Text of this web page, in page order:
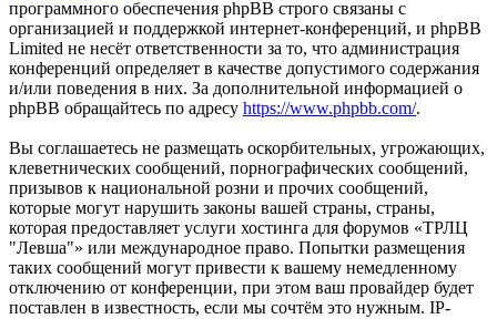
программного обеспечения phpBB строго связаны с
организацией и поддержкой интернет-конференций, и phpBB
Limited не несёт ответственности за то, что администрация
конференций определяет в качестве допустимого содержания
и/или поведения в них. За дополнительной информацией о
phpBB обращайтесь по адресу https://www.phpbb.com/.
Вы соглашаетесь не размещать оскорбительных, угрожающих,
клеветнических сообщений, порнографических сообщений,
призывов к национальной розни и прочих сообщений,
которые могут нарушить законы вашей страны, страны,
которая предоставляет услуги хостинга для форумов «ТРЛЦ
"Левша"» или международное право. Попытки размещения
таких сообщений могут привести к вашему немедленному
отключению от конференции, при этом ваш провайдер будет
поставлен в известность, если мы сочтём это нужным. IP-